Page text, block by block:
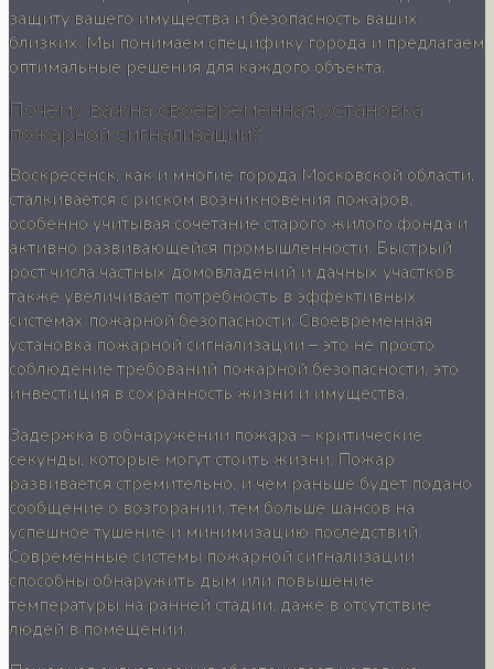
защиту вашего имущества и безопасность ваших
близких. Мы понимаем специфику города и предлагаем
оптимальные решения для каждого объекта.
Почему важна своевременная установка
пожарной сигнализации?
Воскресенск, как и многие города Московской области,
сталкивается с риском возникновения пожаров,
особенно учитывая сочетание старого жилого фонда и
активно развивающейся промышленности. Быстрый
рост числа частных домовладений и дачных участков
также увеличивает потребность в эффективных
системах пожарной безопасности. Своевременная
установка пожарной сигнализации – это не просто
соблюдение требований пожарной безопасности, это
инвестиция в сохранность жизни и имущества.
Задержка в обнаружении пожара – критические
секунды, которые могут стоить жизни. Пожар
развивается стремительно, и чем раньше будет подано
сообщение о возгорании, тем больше шансов на
успешное тушение и минимизацию последствий.
Современные системы пожарной сигнализации
способны обнаружить дым или повышение
температуры на ранней стадии, даже в отсутствие
людей в помещении.